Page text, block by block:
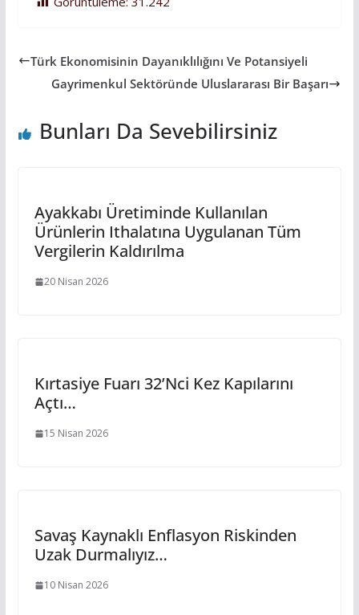
Türk Ekonomisinin Dayanıklılığını Ve Potansiyeli
Gayrimenkul Sektöründe Uluslararası Bir Başarı
Bunları Da Sevebilirsiniz
Ayakkabı Üretiminde Kullanılan
Ürünlerin Ithalatına Uygulanan Tüm
Vergilerin Kaldırılma
20 Nisan 2026
Kırtasiye Fuarı 32’nci Kez Kapılarını
Açtı…
15 Nisan 2026
Savaş Kaynaklı Enflasyon Riskinden
Uzak Durmalıyız…
10 Nisan 2026